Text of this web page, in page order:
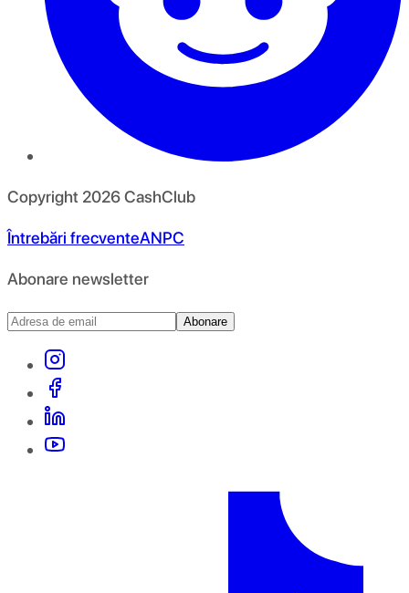
Copyright 2026CashClub
Întrebări frecventeANPC
Abonare newsletter
Abonare